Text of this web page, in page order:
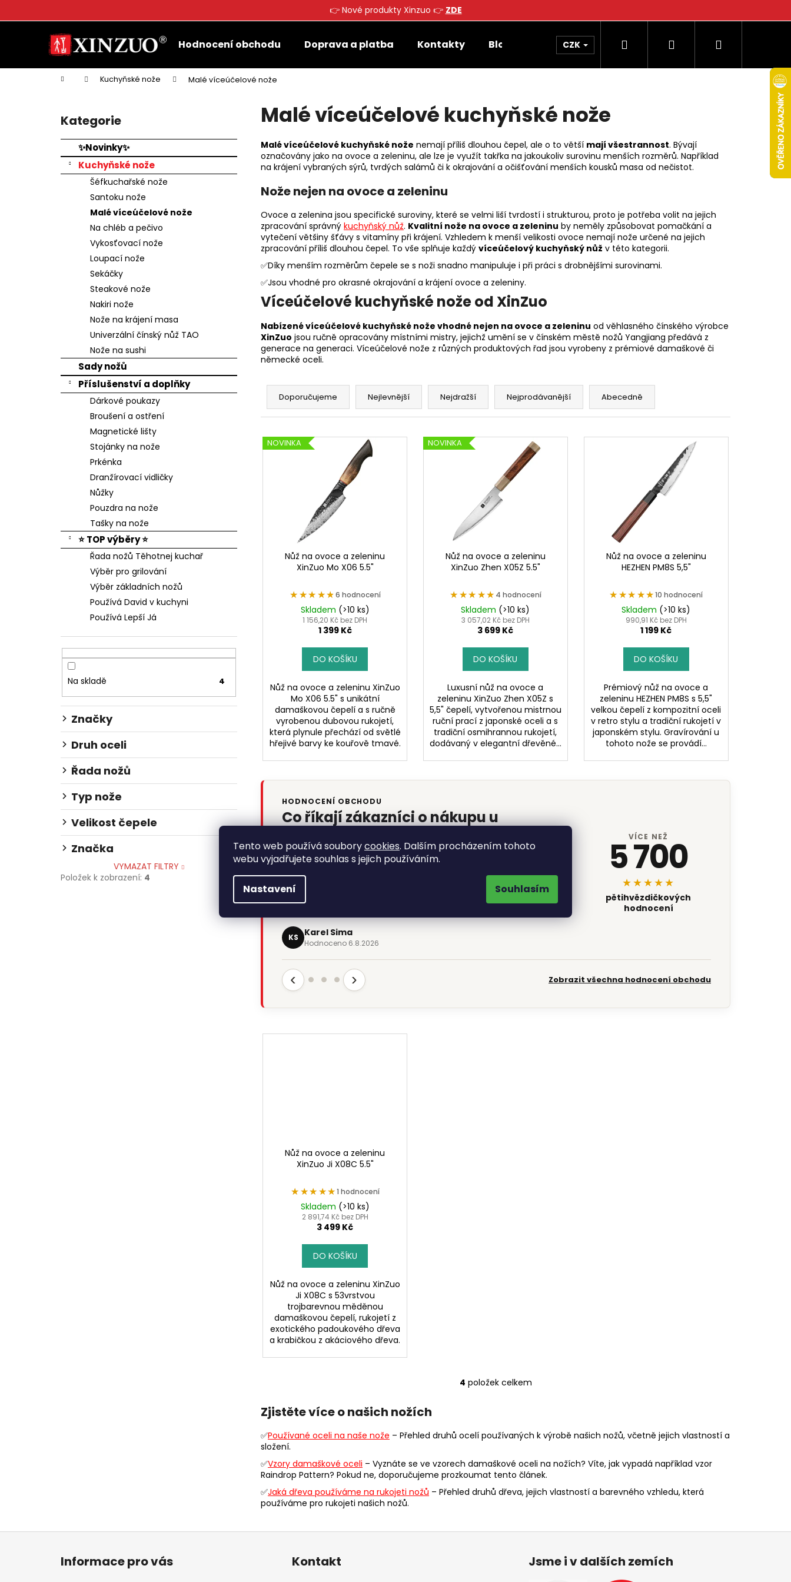
👉 Nové produkty Xinzuo 👉 ZDE
Tento web používá souborycookies. Dalším procházením tohoto
webu vyjadřujete souhlas s jejich používáním.
Nastavení Souhlasím
Hodnocení obchodu Doprava a platba Kontakty Blog CZK Hledat PřihlášeníNákupní
Domů Kuchyňské nože Malé víceúčelové nože
Přeskočit
kategorie
Kategorie
✨Novinky✨
Kuchyňské nože
Šéfkuchařské nože
Santoku nože
Malé víceúčelové nože
Na chléb a pečivo
Vykosťovací nože
Loupací nože
Sekáčky
Steakové nože
Nakiri nože
Nože na krájení masa
Univerzální čínský nůž TAO
Nože na sushi
Sady nožů
Příslušenství a doplňky
Dárkové poukazy
Broušení a ostření
Magnetické lišty
Stojánky na nože
Prkénka
Dranžírovací vidličky
Nůžky
Pouzdra na nože
Tašky na nože
⭐ TOP výběry ⭐
Řada nožů Těhotnej kuchař
Výběr pro grilování
Výběr základních nožů
Používá David v kuchyni
Používá Lepší Já
Na skladě 4
Značky
Druh oceli
Řada nožů
Typ nože
Velikost čepele
Značka
VYMAZAT FILTRY
Položek k zobrazení: 4
Malé víceúčelové kuchyňské nože
Malé víceúčelové kuchyňské nože nemají příliš dlouhou čepel, ale o to větší mají všestrannost. Bývají
označovány jako na ovoce a zeleninu, ale lze je využít takřka na jakoukoliv surovinu menších rozměrů. Například
na krájení vybraných sýrů, tvrdých salámů či k okrajování a očišťování menších kousků masa od nečistot.
Nože nejen na ovoce a zeleninu
Ovoce a zelenina jsou specifické suroviny, které se velmi liší tvrdostí i strukturou, proto je potřeba volit na jejich
zpracování správný kuchyňský nůž. Kvalitní nože na ovoce a zeleninu by neměly způsobovat pomačkání a
vytečení většiny šťávy s vitamíny při krájení. Vzhledem k menší velikosti ovoce nemají nože určené na jejich
zpracování příliš dlouhou čepel. To vše splňuje každý víceúčelový kuchyňský nůž v této kategorii.
✅Díky menším rozměrům čepele se s noži snadno manipuluje i při práci s drobnějšími surovinami.
✅Jsou vhodné pro okrasné okrajování a krájení ovoce a zeleniny.
Víceúčelové kuchyňské nože od XinZuo
Nabízené víceúčelové kuchyňské nože vhodné nejen na ovoce a zeleninu od věhlasného čínského výrobce
XinZuo jsou ručně opracovány místními mistry, jejichž umění se v čínském městě nožů Yangjiang předává z
generace na generaci. Víceúčelové nože z různých produktových řad jsou vyrobeny z prémiové damaškové či
německé oceli.
Ř
z
n
Doporučujeme Nejlevnější Nejdražší Nejprodávanější Abecedně
V
ýNOVINKA
Nůž na ovoce a zeleninu
XinZuo Mo X06 5.5"
★★★★★
★★★★★ 6 hodnocení
Skladem (>10 ks)
1 156,20 Kč bez DPH
1 399 Kč
DO KOŠÍKU
Nůž na ovoce a zeleninu XinZuo
Mo X06 5.5" s unikátní
damaškovou čepelí a s ručně
vyrobenou dubovou rukojetí,
která plynule přechází od světlé
hřejivé barvy ke kouřově tmavé.
NOVINKA
Nůž na ovoce a zeleninu
XinZuo Zhen X05Z 5.5"
★★★★★
★★★★★ 4 hodnocení
Skladem (>10 ks)
3 057,02 Kč bez DPH
3 699 Kč
DO KOŠÍKU
Luxusní nůž na ovoce a
zeleninu XinZuo Zhen X05Z s
5,5" čepelí, vytvořenou mistrnou
ruční prací z japonské oceli a s
tradiční osmihrannou rukojetí,
dodávaný v elegantní dřevěné...
Nůž na ovoce a zeleninu
HEZHEN PM8S 5,5"
★★★★★
★★★★★10 hodnocení
Skladem (>10 ks)
990,91 Kč bez DPH
1 199 Kč
DO KOŠÍKU
Prémiový nůž na ovoce a
zeleninu HEZHEN PM8S s 5,5"
velkou čepelí z kompozitní oceli
v retro stylu a tradiční rukojetí v
japonském stylu. Gravírování u
tohoto nože se provádí...
HODNOCENÍ OBCHODU
Co říkají zákazníci o nákupu u
★★★★★
„objednávka č.42610461 - magnetická lišta na
nože- jeden den objednána a druhy den
odpoledne k odebrání (Zásilkovna).…“
KS Karel Sima
Hodnoceno 6.8.2026
VÍCE NEŽ
5 700
★★★★★
pětihvězdičkových
hodnocení
‹ › Zobrazit všechna hodnocení obchodu
Nůž na ovoce a zeleninu
XinZuo Ji X08C 5.5"
★★★★★
★★★★★1 hodnocení
Skladem (>10 ks)
2 891,74 Kč bez DPH
3 499 Kč
DO KOŠÍKU
Nůž na ovoce a zeleninu XinZuo
Ji X08C s 53vrstvou
trojbarevnou měděnou
damaškovou čepelí, rukojetí z
exotického padoukového dřeva
a krabičkou z akáciového dřeva.
O
d
c
í
p
k
4 položek celkem
Zjistěte více o našich nožích
✅Používané oceli na naše nože – Přehled druhů ocelí používaných k výrobě našich nožů, včetně jejich vlastností a
složení.
✅Vzory damaškové oceli – Vyznáte se ve vzorech damaškové oceli na nožích? Víte, jak vypadá například vzor
Raindrop Pattern? Pokud ne, doporučujeme prozkoumat tento článek.
✅Jaká dřeva používáme na rukojeti nožů – Přehled druhů dřeva, jejich vlastností a barevného vzhledu, která
používáme pro rukojeti našich nožů.
o
k Co potřebujete najít?
HLEDAT
Doporučujeme
Z
Informace pro vás Kontakt Jsme i v dalších zemích